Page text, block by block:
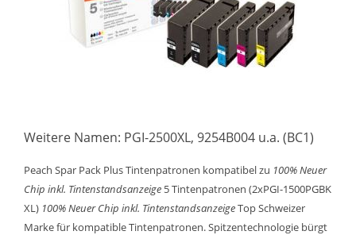
Weitere Namen: PGI-2500XL, 9254B004 u.a. (BC1)
Peach Spar Pack Plus Tintenpatronen kompatibel zu 100% Neuer
Chip inkl. Tintenstandsanzeige 5 Tintenpatronen (2xPGI-1500PGBK
XL) 100% Neuer Chip inkl. TintenstandsanzeigeTop Schweizer
Marke für kompatible Tintenpatronen. Spitzentechnologie bürgt